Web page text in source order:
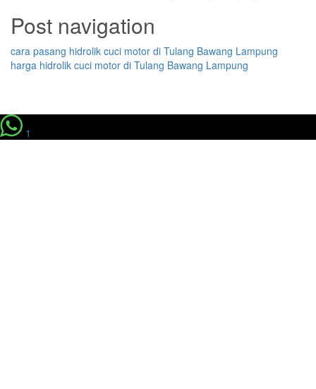
Post navigation
cara pasang hidrolik cuci motor di Tulang Bawang Lampung
harga hidrolik cuci motor di Tulang Bawang Lampung
1